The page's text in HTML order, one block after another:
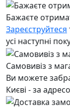
Бажаєте
Зареєструйтеся
усі наступні
Самовивіз з
Ви можете
Києві - за